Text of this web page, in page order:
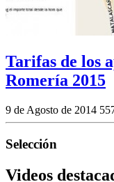
Tarifas de los
Romería 2015
9 de Agosto de 2014
Selección
Videos